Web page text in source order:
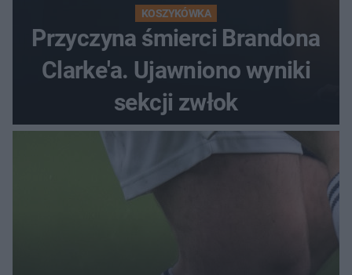
KOSZYKÓWKA
Przyczyna śmierci Brandona
Clarke'a. Ujawniono wyniki
sekcji zwłok